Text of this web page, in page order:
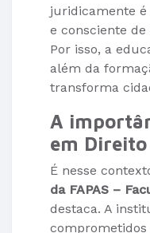
juridicamente
e consciente de
Por isso, a
além da
transforma
A
em Direito
É nesse
da FAPAS –
destaca. A
comprometidos